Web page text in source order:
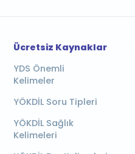
Ücretsiz Kaynaklar
YDS Önemli
Kelimeler
YÖKDİL Soru Tipleri
YÖKDİL Sağlık
Kelimeleri